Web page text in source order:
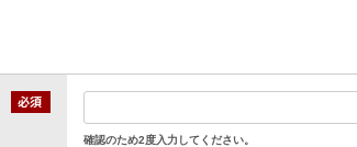
確認のため2度入力してください。